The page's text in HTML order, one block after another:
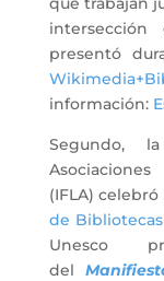
intersección
presentó
información:
Segundo,
(IFLA) celebró
de
Unesco
del